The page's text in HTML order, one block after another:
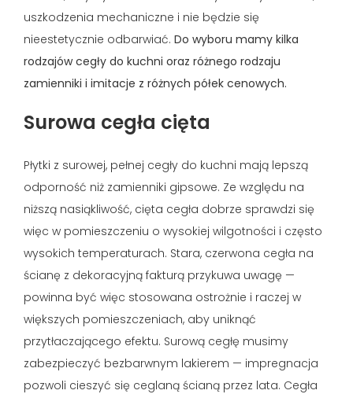
uszkodzenia mechaniczne i nie będzie się
nieestetycznie odbarwiać. Do wyboru mamy kilka
rodzajów cegły do kuchni oraz różnego rodzaju
zamienniki i imitacje z różnych półek cenowych.
Surowa cegła cięta
Płytki z surowej, pełnej cegły do kuchni mają lepszą
odporność niż zamienniki gipsowe. Ze względu na
niższą nasiąkliwość, cięta cegła dobrze sprawdzi się
więc w pomieszczeniu o wysokiej wilgotności i często
wysokich temperaturach. Stara, czerwona cegła na
ścianę z dekoracyjną fakturą przykuwa uwagę —
powinna być więc stosowana ostrożnie i raczej w
większych pomieszczeniach, aby uniknąć
przytłaczającego efektu. Surową cegłę musimy
zabezpieczyć bezbarwnym lakierem — impregnacja
pozwoli cieszyć się ceglaną ścianą przez lata. Cegła